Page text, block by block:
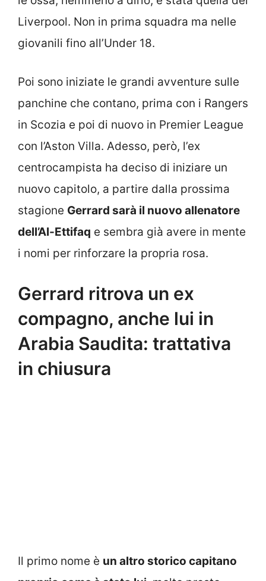
Liverpool. Non in prima squadra ma nelle
giovanili fino all’Under 18.
Poi sono iniziate le grandi avventure sulle
panchine che contano, prima con i Rangers
in Scozia e poi di nuovo in Premier League
con l’Aston Villa. Adesso, però, l’ex
centrocampista ha deciso di iniziare un
nuovo capitolo, a partire dalla prossima
stagione Gerrard sarà il nuovo allenatore
dell’Al-Ettifaq e sembra già avere in mente
i nomi per rinforzare la propria rosa.
Gerrard ritrova un ex
compagno, anche lui in
Arabia Saudita: trattativa
in chiusura
Il primo nome è un altro storico capitano